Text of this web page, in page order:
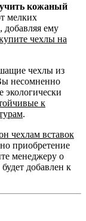
кожаный
мелких
добавляя ему
чехлы на
чехлы из
несомненно
экологически
к
.
чехлам вставок
приобретение
менеджеру о
добавлен к